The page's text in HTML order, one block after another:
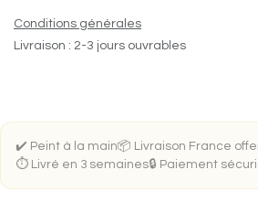
Conditions générales
Livraison : 2-3 jours ouvrables
✔️ Peint à la main📦 Livraison France
⏱️ Livré en 3 semaines🔒 Paiement